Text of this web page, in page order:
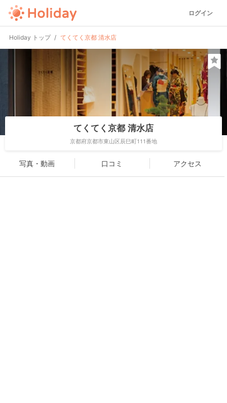
ログイン
Holiday トップ てくてく京都 清水店
てくてく京都 清水店
京都府京都市東山区辰巳町111番地
写真・動画 口コミ アクセス